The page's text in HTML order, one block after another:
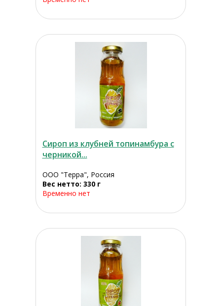
Сироп из клубней топинамбура с
черникой...
ООО "Терра", Россия
Вес нетто: 330 г
Временно нет